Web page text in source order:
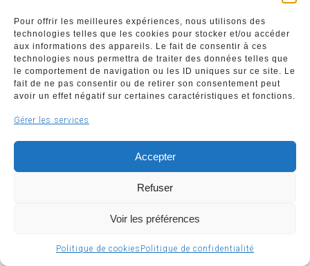
Pour offrir les meilleures expériences, nous utilisons des
technologies telles que les cookies pour stocker et/ou accéder
aux informations des appareils. Le fait de consentir à ces
technologies nous permettra de traiter des données telles que
le comportement de navigation ou les ID uniques sur ce site. Le
fait de ne pas consentir ou de retirer son consentement peut
avoir un effet négatif sur certaines caractéristiques et fonctions.
Gérer les services
Accepter
Refuser
Voir les préférences
Politique de cookies Politique de confidentialité
Articles par catégorie
Gaël GEORGE